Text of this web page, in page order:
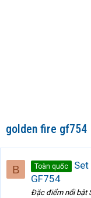
golden fire gf754
B Toàn quốc
GF754
Đặc điểm nổi bật